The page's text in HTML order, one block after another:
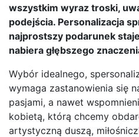
wszystkim wyraz troski,
podejścia. Personalizacja
najprostszy podarunek
nabiera głębszego
Wybór idealnego,
wymaga zastanowienia się
pasjami, a nawet
kobietą, którą chcemy
artystyczną duszą,